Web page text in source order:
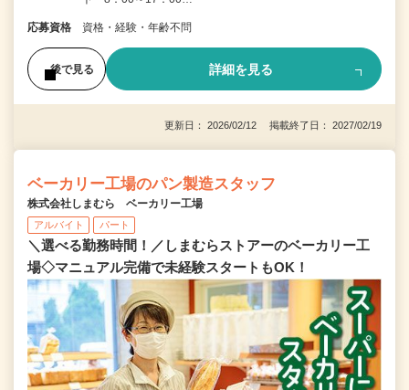
応募資格 資格・経験・年齢不問
後で見る 詳細を見る
更新日： 2026/02/12 掲載終了日： 2027/02/19
ベーカリー工場のパン製造スタッフ
株式会社しまむら ベーカリー工場
アルバイト パート
＼選べる勤務時間！／しまむらストアーのベーカリー工
場◇マニュアル完備で未経験スタートもOK！